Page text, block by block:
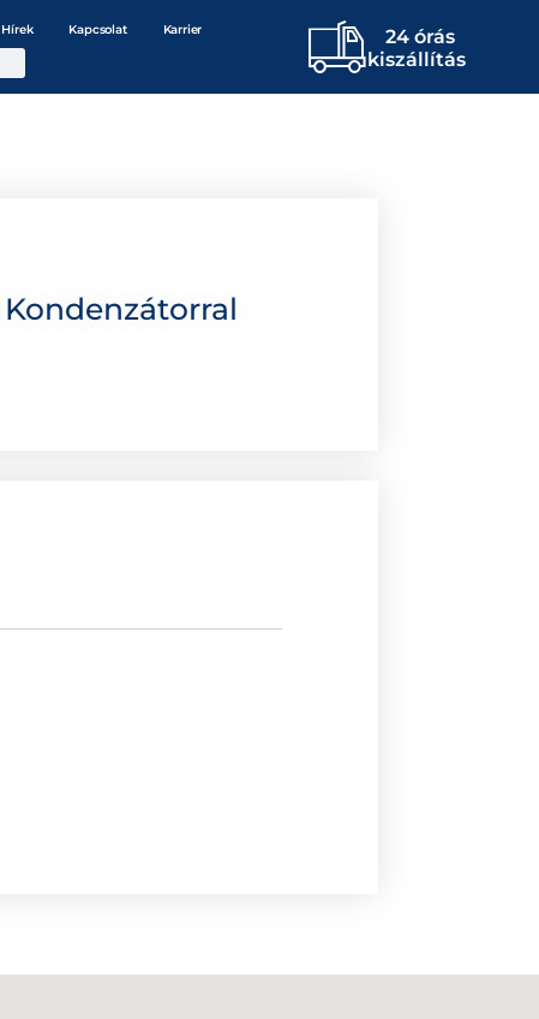
Hírek Kapcsolat Karrier
24 órás
kiszállítás